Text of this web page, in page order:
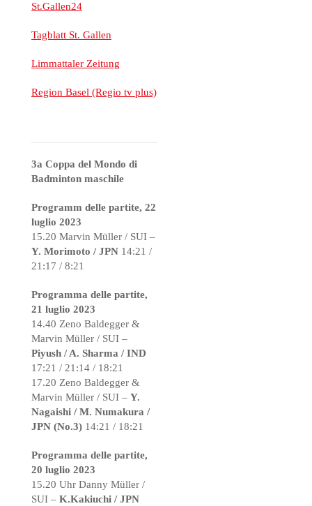
St.Gallen24
Tagblatt St. Gallen
Limmattaler Zeitung
Region Basel (Regio tv plus)
3a Coppa del Mondo di
Badminton maschile
Programm delle partite, 22
luglio 2023
15.20 Marvin Müller / SUI –
Y. Morimoto / JPN 14:21 /
21:17 / 8:21
Programma delle partite,
21 luglio 2023
14.40 Zeno Baldegger &
Marvin Müller / SUI –
Piyush / A. Sharma / IND
17:21 / 21:14 / 18:21
17.20 Zeno Baldegger &
Marvin Müller / SUI – Y.
Nagaishi / M. Numakura /
JPN (No.3) 14:21 / 18:21
Programma delle partite,
20 luglio 2023
15.20 Uhr Danny Müller /
SUI – K.Kakiuchi / JPN